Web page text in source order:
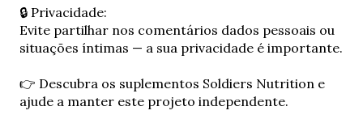
a
r
u
c
o
🔒 Privacidade:
Evite partilhar nos comentários dados pessoais ou
situações íntimas — a sua privacidade é importante.
👉 Descubra os suplementos Soldiers Nutrition e
ajude a manter este projeto independente.